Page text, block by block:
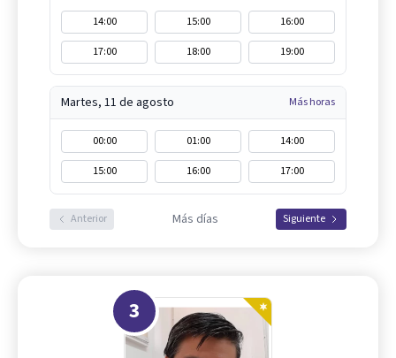
14:00 15:00
16:00
17:00
18:00 19:00
Martes, 11 de agosto Más horas
00:00 01:00
14:00
15:00
16:00 17:00
Anterior Más días Siguiente
3